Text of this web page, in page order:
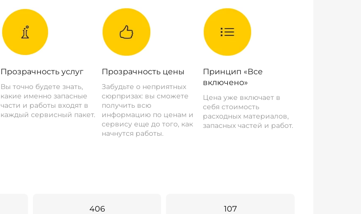
Прозрачность услуг
Вы точно будете знать,
какие именно запасные
части и работы входят в
каждый сервисный пакет.
Прозрачность цены
Забудьте о неприятных
сюрпризах: вы сможете
получить всю
информацию по ценам и
сервису еще до того, как
начнутся работы.
Принцип «Все
включено»
Цена уже включает в
себя стоимость
расходных материалов,
запасных частей и работ.
406 107